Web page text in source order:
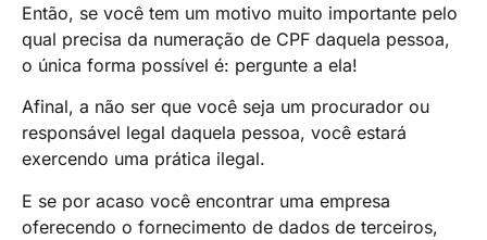
Então, se você tem um motivo muito importante pelo
qual precisa da numeração de CPF daquela pessoa,
o única forma possível é: pergunte a ela!
Afinal, a não ser que você seja um procurador ou
responsável legal daquela pessoa, você estará
exercendo uma prática ilegal.
E se por acaso você encontrar uma empresa
oferecendo o fornecimento de dados de terceiros,